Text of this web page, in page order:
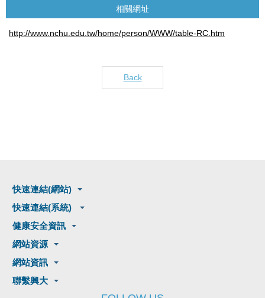
相關網址
http://www.nchu.edu.tw/home/person/WWW/table-RC.htm
Back
快速連結(網站)
快速連結(系統)
健康安全資訊
網站資源
網站資訊
聯繫興大